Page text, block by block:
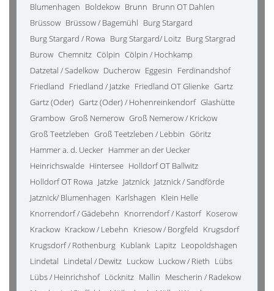
Blumenhagen Boldekow Brunn Brunn OT Dahlen
Brüssow Brüssow / Bagemühl Burg Stargard
Burg Stargard / Rowa Burg Stargard/ Loitz Burg Stargrad
Burow Chemnitz Cölpin Cölpin / Hochkamp
Datzetal / Sadelkow Ducherow Eggesin Ferdinandshof
Friedland Friedland / Jatzke Friedland OT Glienke Gartz
Gartz (Oder) Gartz (Oder) / Hohenreinkendorf Glashütte
Grambow Groß Nemerow Groß Nemerow / Krickow
Groß Teetzleben Groß Teetzleben / Lebbin Göritz
Hammer a. d. Uecker Hammer an der Uecker
Heinrichswalde Hintersee Holldorf OT Ballwitz
Holldorf OT Rowa Jatzke Jatznick Jatznick / Sandförde
Jatznick/ Blumenhagen Karlshagen Klein Helle
Knorrendorf / Gädebehn Knorrendorf / Kastorf Koserow
Krackow Krackow / Lebehn Kriesow / Borgfeld Krugsdorf
Krugsdorf / Rothenburg Kublank Lapitz Leopoldshagen
Lindetal Lindetal / Dewitz Luckow Luckow / Rieth Lübs
Lübs / Heinrichshof Löcknitz Mallin Mescherin / Radekow